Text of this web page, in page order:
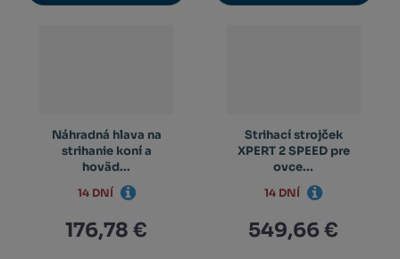
Náhradná hlava na
strihanie koní a
hoväd...
176,78 €
14 DNÍ
Strihací strojček
XPERT 2 SPEED pre
ovce...
549,66 €
14 DNÍ